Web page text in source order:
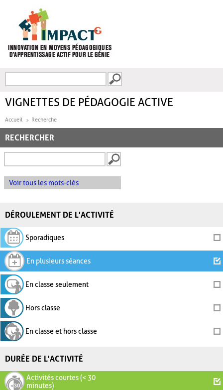
FORMULAIRE DE
VIGNETTES DE PÉDAGOGIE ACTIVE
Accueil Recherche
RECHERCHER
Voir tous les mots-clés
DÉROULEMENT DE L'ACTIVITÉ
Sporadiques
En plusieurs séances
En classe seulement
Hors classe
En classe et hors classe
DURÉE DE L'ACTIVITÉ
Activités courtes (< 30
minutes)